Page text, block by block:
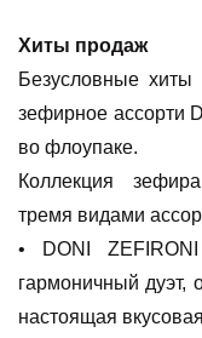
Хиты продаж
Безусловные
зефирное ассорти
во флоупаке.
Коллекция
тремя видами
• DONI ZEFIRONI
гармоничный дуэт,
настоящая